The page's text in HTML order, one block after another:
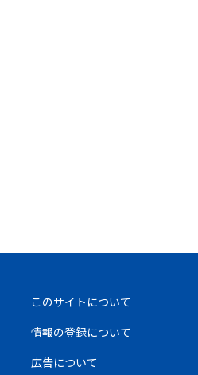
このサイトについて
情報の登録について
広告について